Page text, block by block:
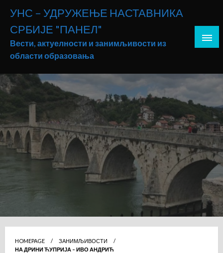
content
УНС – УДРУЖЕЊЕ НАСТАВНИКА
СРБИЈЕ "ПАНЕЛ"
Вести, актуелности и занимљивости из
области образовања
HOMEPAGE
ЗАНИМЉИВОСТИ
НА ДРИНИ ЋУПРИЈА – ИВО АНДРИЋ